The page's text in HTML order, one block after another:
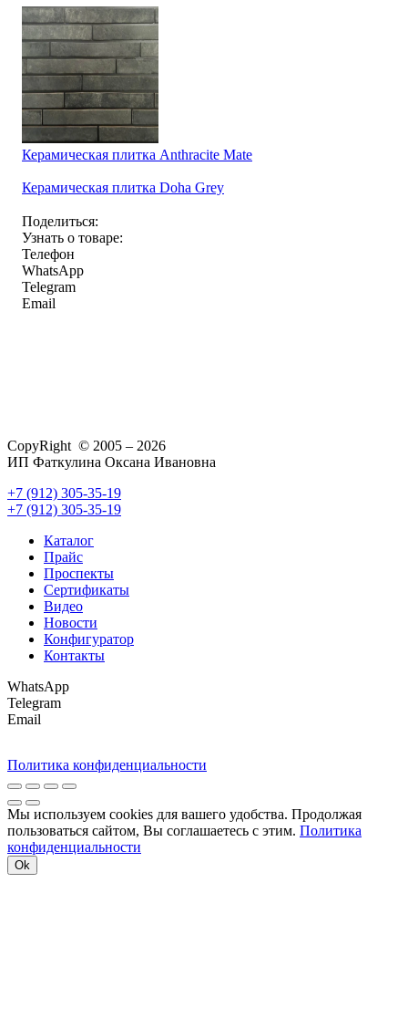
Керамическая плитка Anthracite Mate
Керамическая плитка Doha Grey
Поделиться:
Узнать о товаре:
Телефон
WhatsApp
Telegram
Email
CopyRight © 2005 – 2026
ИП Фаткулина Оксана Ивановна
+7 (912) 305-35-19
+7 (912) 305-35-19
Каталог
Прайс
Проспекты
Сертификаты
Видео
Новости
Конфигуратор
Контакты
WhatsApp
Telegram
Email
Политика конфиденциальности
Мы используем cookies для вашего удобства. Продолжая
пользоваться сайтом, Вы соглашаетесь с этим. Политика
конфиденциальности
Ok